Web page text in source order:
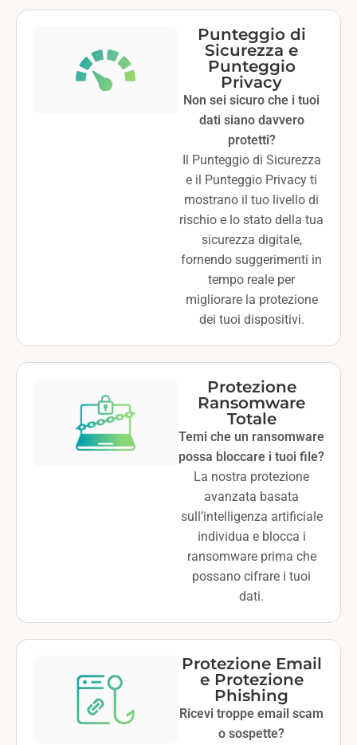
Punteggio di
Sicurezza e
Punteggio
Privacy
Non sei sicuro che i tuoi
dati siano davvero
protetti?
Il Punteggio di Sicurezza
e il Punteggio Privacy ti
mostrano il tuo livello di
rischio e lo stato della tua
sicurezza digitale,
fornendo suggerimenti in
tempo reale per
migliorare la protezione
dei tuoi dispositivi.
Protezione
Ransomware
Totale
Temi che un ransomware
possa bloccare i tuoi file?
La nostra protezione
avanzata basata
sull’intelligenza artificiale
individua e blocca i
ransomware prima che
possano cifrare i tuoi
dati.
Protezione Email
e Protezione
Phishing
Ricevi troppe email scam
o sospette?